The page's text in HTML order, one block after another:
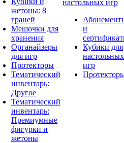
жетоны: 8
граней
Мешочки для
хранения
Органайзеры
для игр
Протекторы
Тематический
инвентарь:
Другое
Тематический
инвентарь:
Премиумные
фигурки и
жетоны
настольных игр
и
Кубики для
настольных
игр